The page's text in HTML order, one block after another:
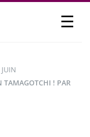
☰
TAMAGOTCHI ! PAR